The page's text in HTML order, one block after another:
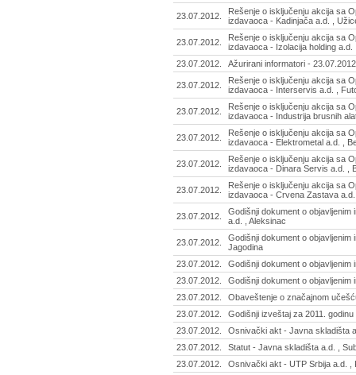
23.07.2012.
Rešenje o isključenju akcija sa
izdavaoca - Kadinjača a.d. ,
23.07.2012.
Rešenje o isključenju akcija sa
izdavaoca - Izolacija holding a.d.
23.07.2012.
Ažurirani informatori - 23.07.2012
23.07.2012.
Rešenje o isključenju akcija sa
izdavaoca - Interservis a.d. ,
23.07.2012.
Rešenje o isključenju akcija sa
izdavaoca - Industrija brusnih
23.07.2012.
Rešenje o isključenju akcija sa
izdavaoca - Elektrometal a.d. ,
23.07.2012.
Rešenje o isključenju akcija sa
izdavaoca - Dinara Servis a.d. ,
23.07.2012.
Rešenje o isključenju akcija sa
izdavaoca - Crvena Zastava
23.07.2012.
Godišnji dokument o
a.d. , Aleksinac
23.07.2012.
Godišnji dokument o
Jagodina
23.07.2012.
Godišnji dokument o
23.07.2012.
Godišnji dokument o
23.07.2012.
Obaveštenje o značajnom
23.07.2012.
Godišnji izveštaj za 2011.
23.07.2012.
Osnivački akt - Javna skladišta
23.07.2012.
Statut - Javna skladišta a.d. ,
23.07.2012.
Osnivački akt - UTP Srbija a.d. ,